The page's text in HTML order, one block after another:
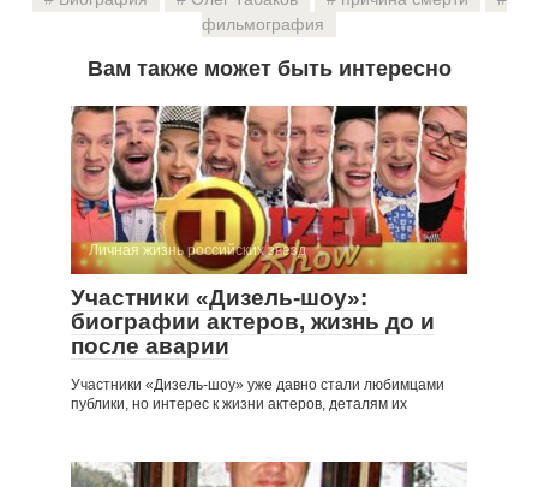
фильмография
Вам также может быть интересно
Личная жизнь российских звезд
Участники «Дизель-шоу»:
биографии актеров, жизнь до и
после аварии
Участники «Дизель-шоу» уже давно стали любимцами
публики, но интерес к жизни актеров, деталям их